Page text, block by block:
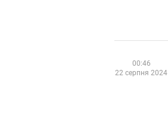
00:46
22 серпня 2024